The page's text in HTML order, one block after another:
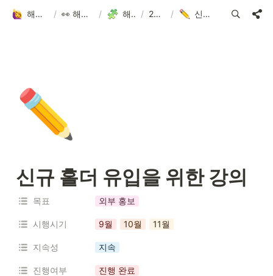
해피어타운 입주민 되고 싶은 사람?! / 👀 해피어타운 NFT에 대한 모든 것! / 해피어타운 로드맵 / 2022.3Q-4Q / 신규 홀더 유입을 위한 강의
✏️
신규 홀더 유입을 위한 강의
목표 외부 홍보
시행시기 9월 10월 11월
지속성 지속
진행여부 진행 완료